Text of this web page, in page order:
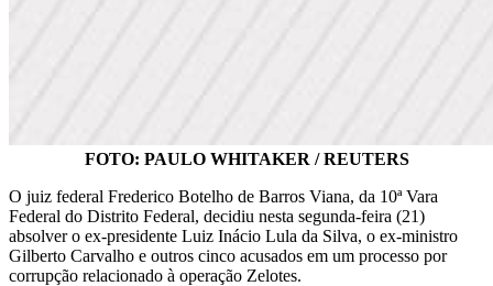
FOTO: PAULO WHITAKER / REUTERS
O juiz federal Frederico Botelho de Barros Viana, da 10ª Vara
Federal do Distrito Federal, decidiu nesta segunda-feira (21)
absolver o ex-presidente Luiz Inácio Lula da Silva, o ex-ministro
Gilberto Carvalho e outros cinco acusados em um processo por
corrupção relacionado à operação Zelotes.